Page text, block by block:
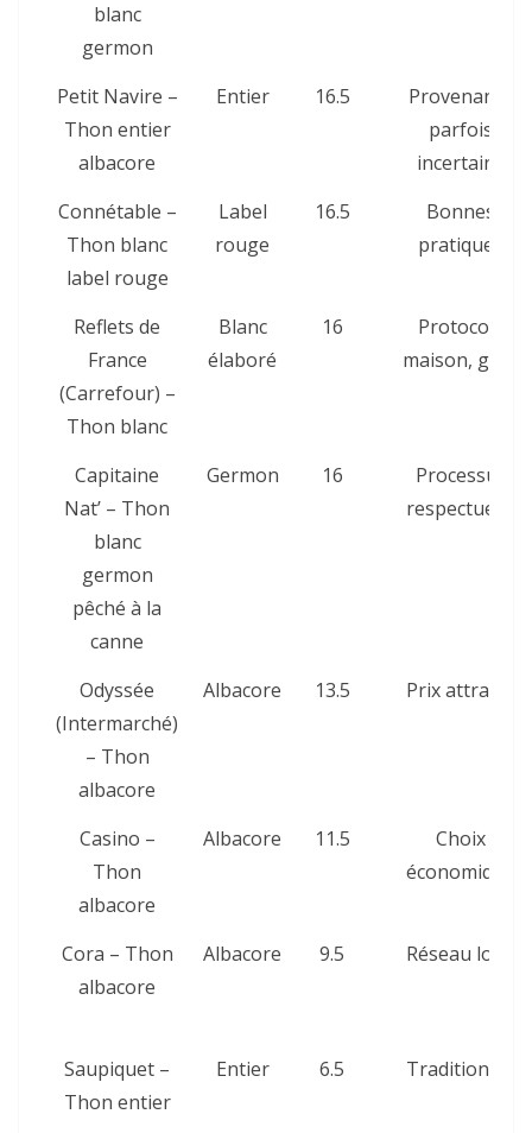
blanc
germon
Petit Navire –
Thon entier
albacore
Entier 16.5
Provenance
parfois
incertaine
Connétable –
Thon blanc
label rouge
Label
rouge
16.5
Bonnes
pratiques
Reflets de
France
(Carrefour) –
Thon blanc
Blanc
élaboré
16
Protocole
maison, goût
Capitaine
Nat’ – Thon
blanc
germon
pêché à la
canne
Germon 16
Processus
respectueux
Odyssée
(Intermarché)
– Thon
albacore
Albacore 13.5 Prix attractif
Casino –
Thon
albacore
Albacore 11.5
Choix
économique
Cora – Thon
albacore
Albacore 9.5 Réseau local
Saupiquet –
Thon entier
Entier 6.5 Traditionnel